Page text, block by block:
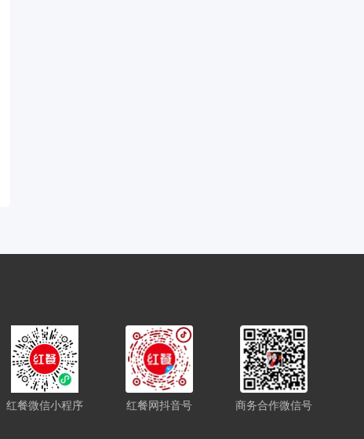
红餐微信小程序 红餐网抖音号 商务合作微信号